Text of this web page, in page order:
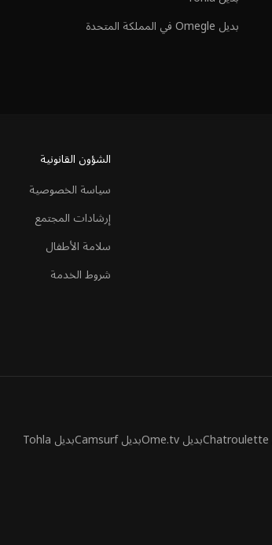
بديل Omegle في المملكة المتحدة
الشؤون القانونية
سياسة الخصوصية
إرشادات المجتمع
سلامة الأطفال
شروط الخدمة
بديل Ome.tv بديل Camsurf بديل Tohla